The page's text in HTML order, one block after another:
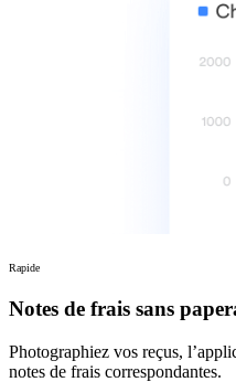
Rapide
Notes de frais sans
Photographiez vos reçus,
notes de frais correspondantes.